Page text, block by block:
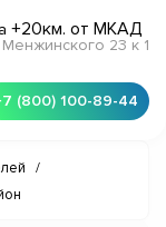
+20км. от МКАД
Менжинского 23 к 1
(800) 100-89-44
/